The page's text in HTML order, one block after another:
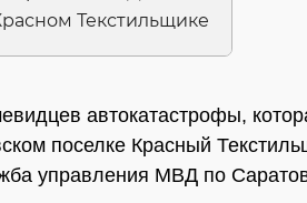
автокатастрофы,
поселке Красный
управления МВД по